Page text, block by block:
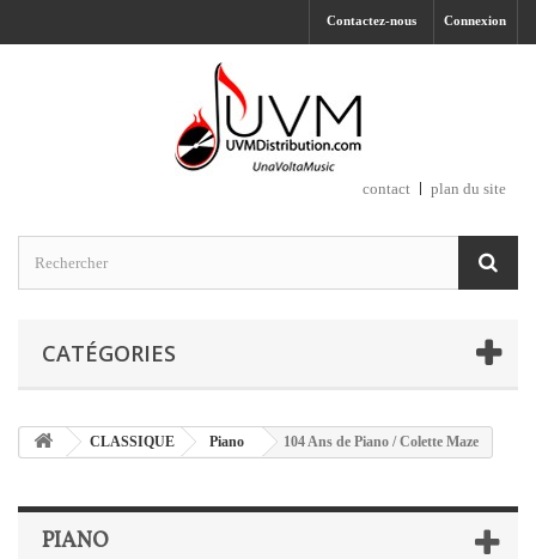
Connexion
Contactez-nous
contact plan du site
CATÉGORIES
CLASSIQUE Piano 104 Ans de Piano / Colette Maze
PIANO